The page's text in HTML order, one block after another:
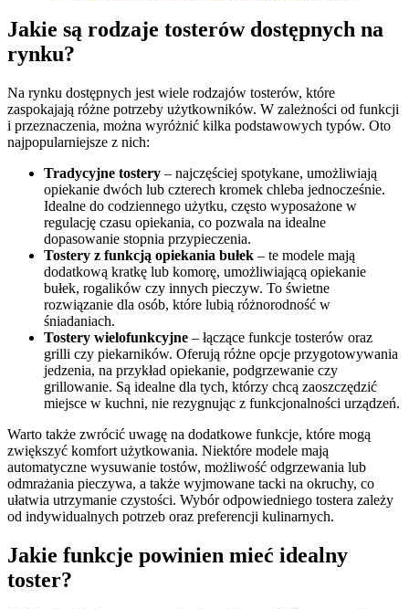
Jakie są rodzaje tosterów dostępnych na
rynku?
Na rynku dostępnych jest wiele rodzajów tosterów, które
zaspokajają różne potrzeby użytkowników. W zależności od funkcji
i przeznaczenia, można wyróżnić kilka podstawowych typów. Oto
najpopularniejsze z nich:
Tradycyjne tostery – najczęściej spotykane, umożliwiają
opiekanie dwóch lub czterech kromek chleba jednocześnie.
Idealne do codziennego użytku, często wyposażone w
regulację czasu opiekania, co pozwala na idealne
dopasowanie stopnia przypieczenia.
Tostery z funkcją opiekania bułek – te modele mają
dodatkową kratkę lub komorę, umożliwiającą opiekanie
bułek, rogalików czy innych pieczyw. To świetne
rozwiązanie dla osób, które lubią różnorodność w
śniadaniach.
Tostery wielofunkcyjne – łączące funkcje tosterów oraz
grilli czy piekarników. Oferują różne opcje przygotowywania
jedzenia, na przykład opiekanie, podgrzewanie czy
grillowanie. Są idealne dla tych, którzy chcą zaoszczędzić
miejsce w kuchni, nie rezygnując z funkcjonalności urządzeń.
Warto także zwrócić uwagę na dodatkowe funkcje, które mogą
zwiększyć komfort użytkowania. Niektóre modele mają
automatyczne wysuwanie tostów, możliwość odgrzewania lub
odmrażania pieczywa, a także wyjmowane tacki na okruchy, co
ułatwia utrzymanie czystości. Wybór odpowiedniego tostera zależy
od indywidualnych potrzeb oraz preferencji kulinarnych.
Jakie funkcje powinien mieć idealny
toster?